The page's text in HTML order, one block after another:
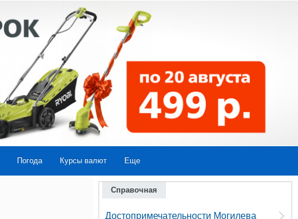
Погода Курсы валют Еще
Справочная
Достопримечательности Могилева